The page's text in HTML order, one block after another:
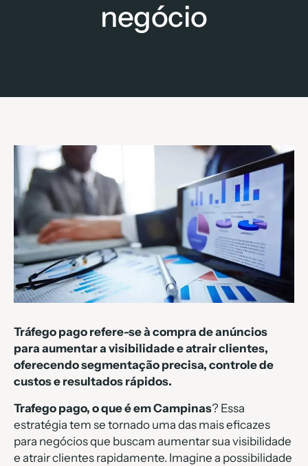
negócio
Tráfego pago refere-se à compra de anúncios
para aumentar a visibilidade e atrair clientes,
oferecendo segmentação precisa, controle de
custos e resultados rápidos.
Trafego pago, o que é em Campinas? Essa
estratégia tem se tornado uma das mais eficazes
para negócios que buscam aumentar sua visibilidade
e atrair clientes rapidamente. Imagine a possibilidade